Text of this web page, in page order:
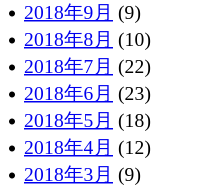
2018年9月 (9)
2018年8月 (10)
2018年7月 (22)
2018年6月 (23)
2018年5月 (18)
2018年4月 (12)
2018年3月 (9)